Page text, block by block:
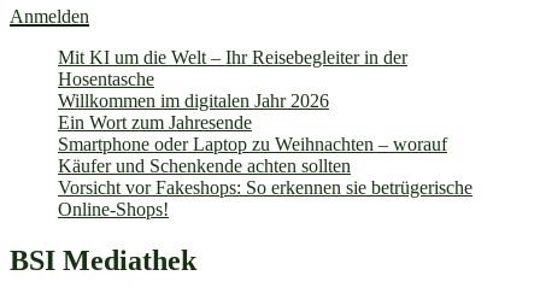
Anmelden
Mit KI um die Welt – Ihr Reisebegleiter in der
Hosentasche
Willkommen im digitalen Jahr 2026
Ein Wort zum Jahresende
Smartphone oder Laptop zu Weihnachten – worauf
Käufer und Schenkende achten sollten
Vorsicht vor Fakeshops: So erkennen sie betrügerische
Online-Shops!
BSI Mediathek